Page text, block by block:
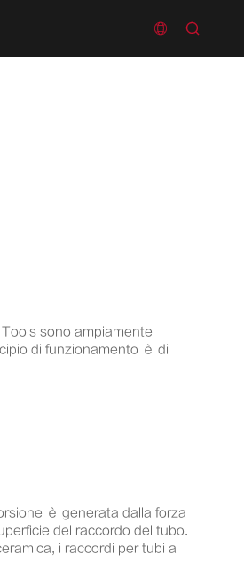
 
sono ampiamente
di funzionamento è di
è generata dalla forza
del raccordo del tubo.
i raccordi per tubi a